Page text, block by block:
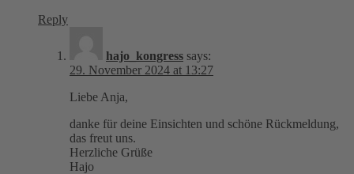
Reply
hajo_kongress says:
29. November 2024 at 13:27
Liebe Anja,
danke für deine Einsichten und schöne Rückmeldung,
das freut uns.
Herzliche Grüße
Hajo